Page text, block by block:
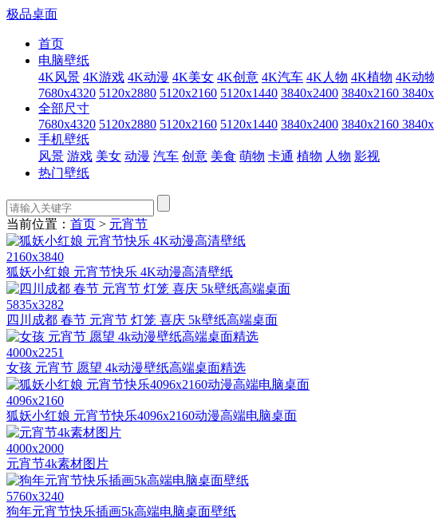
极品桌面
首页
电脑壁纸
4K风景 4K游戏 4K动漫 4K美女 4K创意 4K汽车 4K人物 4K植物 4K动
7680x4320 5120x2880 5120x2160 5120x1440 3840x2400 3840x2160
全部尺寸
7680x4320 5120x2880 5120x2160 5120x1440 3840x2400 3840x2160
手机壁纸
风景 游戏 美女 动漫 汽车 创意 美食 萌物 卡通 植物 人物 影视
热门壁纸
当前位置： 首页 > 元宵节
2160x3840
狐妖小红娘 元宵节快乐 4K动漫高清壁纸
5835x3282
四川成都 春节 元宵节 灯笼 喜庆 5k壁纸高端桌面
4000x2251
女孩 元宵节 愿望 4k动漫壁纸高端桌面精选
4096x2160
狐妖小红娘 元宵节快乐4096x2160动漫高端电脑桌面
4000x2000
元宵节4k素材图片
5760x3240
狗年元宵节快乐插画5k高端电脑桌面壁纸